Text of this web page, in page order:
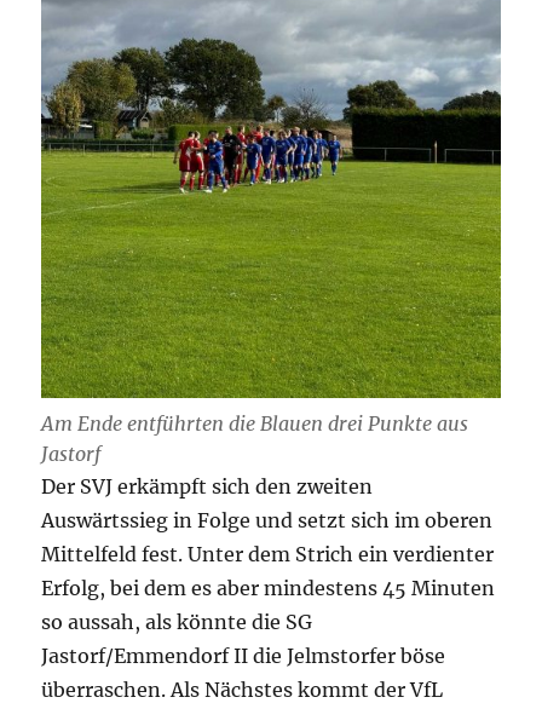
Am Ende entführten die Blauen drei Punkte aus
Jastorf
Der SVJ erkämpft sich den zweiten
Auswärtssieg in Folge und setzt sich im oberen
Mittelfeld fest. Unter dem Strich ein verdienter
Erfolg, bei dem es aber mindestens 45 Minuten
so aussah, als könnte die SG
Jastorf/Emmendorf II die Jelmstorfer böse
überraschen. Als Nächstes kommt der VfL